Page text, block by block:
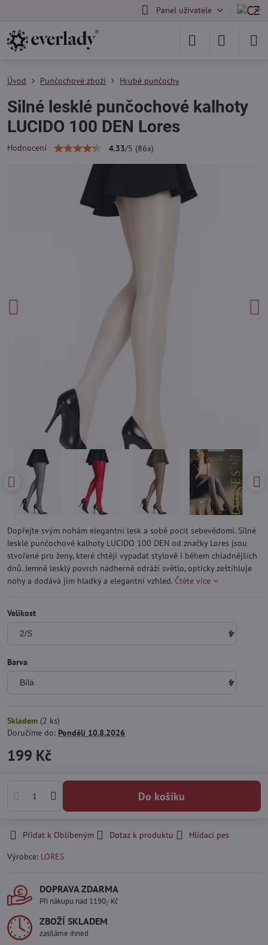
Panel uživatele
Úvod Punčochové zboží Hrubé punčochy
Silné lesklé punčochové kalhoty
LUCIDO 100 DEN Lores
Hodnocení 4.33/5 (86x)
Dopřejte svým nohám elegantní lesk a sobě pocit sebevědomí. Silné
lesklé punčochové kalhoty LUCIDO 100 DEN od značky Lores jsou
stvořené pro ženy, které chtějí vypadat stylově i během chladnějších
dnů. Jemně lesklý povrch nádherně odráží světlo, opticky zeštíhluje
nohy a dodává jim hladký a elegantní vzhled. Čtěte více
Velikost
Barva
Skladem (2 ks)
Doručíme do: Pondělí 10.8.2026
199 Kč
Do košíku
Přidat k Oblíbeným Dotaz k produktu
Hlídací pes
Výrobce: LORES
DOPRAVA ZDARMA
Při nákupu nad 1190,- Kč
ZBOŽÍ SKLADEM
zasíláme ihned